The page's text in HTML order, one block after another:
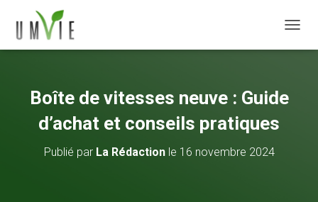
Boîte de vitesses neuve : Guide
d’achat et conseils pratiques
Publié par La Rédactionle 16 novembre 2024